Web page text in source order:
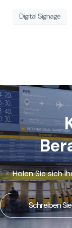
Digital Signage
Holen Sie sich
Schreiben